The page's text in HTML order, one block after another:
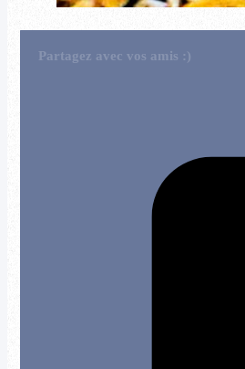
Partagez avec vos amis :)